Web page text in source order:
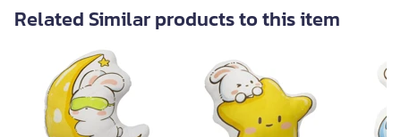
Related Similar products to this item